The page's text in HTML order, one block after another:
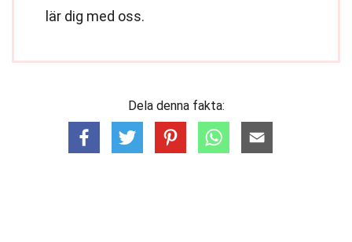
lär dig med oss.
Dela denna fakta: